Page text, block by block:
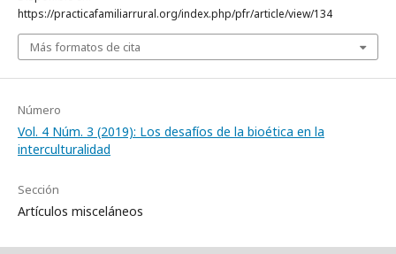
https://practicafamiliarrural.org/index.php/pfr/article/view/134
Más formatos de cita
Número
Vol. 4 Núm. 3 (2019): Los desafíos de la bioética en la
interculturalidad
Sección
Artículos misceláneos